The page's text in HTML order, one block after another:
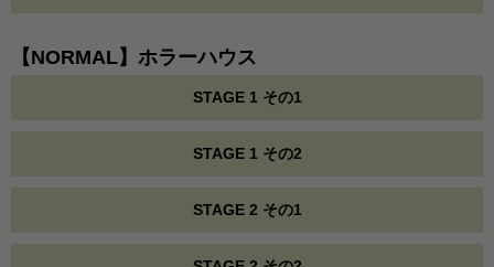
【NORMAL】ホラーハウス
STAGE 1 その1
STAGE 1 その2
STAGE 2 その1